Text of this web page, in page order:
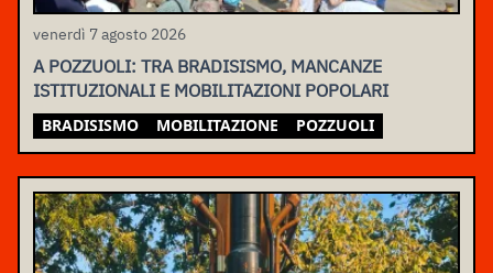
venerdì 7 agosto 2026
A POZZUOLI: TRA BRADISISMO, MANCANZE
ISTITUZIONALI E MOBILITAZIONI POPOLARI
BRADISISMO MOBILITAZIONE POZZUOLI